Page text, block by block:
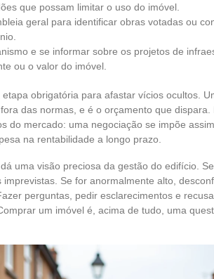
que possam limitar o uso do imóvel.
geral para identificar obras votadas ou
e se informar sobre os projetos de
ou o valor do imóvel.
obrigatória para afastar vícios ocultos.
das normas, e é o orçamento que dispara.
do mercado: uma negociação se impõe
na rentabilidade a longo prazo.
uma visão preciosa da gestão do edifício.
Se for anormalmente alto,
perguntas, pedir esclarecimentos e
um imóvel é, acima de tudo, uma